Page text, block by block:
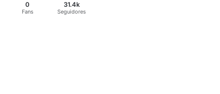
0
Fans
31.4k
Seguidores